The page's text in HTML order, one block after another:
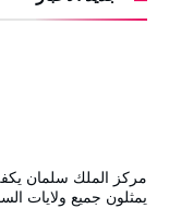
مركز الملك سلمان
يمثلون جميع ولايات